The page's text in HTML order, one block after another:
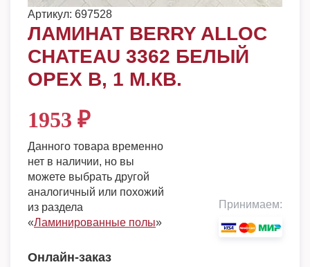
Артикул: 697528
ЛАМИНАТ BERRY ALLOC
CHATEAU 3362 БЕЛЫЙ
ОРЕХ B, 1 М.КВ.
1953 ₽
Данного товара временно
нет в наличии, но вы
можете выбрать другой
аналогичный или похожий
из раздела
«Ламинированные полы»
Принимаем:
Онлайн-заказ